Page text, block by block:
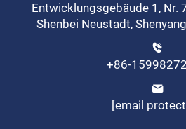
Entwicklungsgebäude 1, Nr.
Shenbei Neustadt,
+86-
[email